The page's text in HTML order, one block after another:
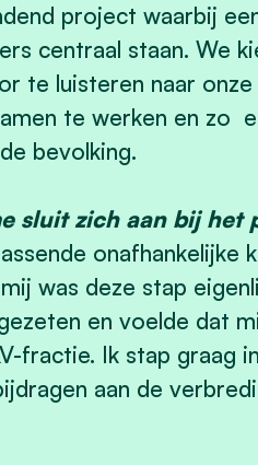
project waarbij
centraal staan. We
te luisteren naar
te werken en zo
bevolking.
sluit zich aan bij het
onafhankelijke
was deze stap
en voelde dat
fractie. Ik stap graag
aan de